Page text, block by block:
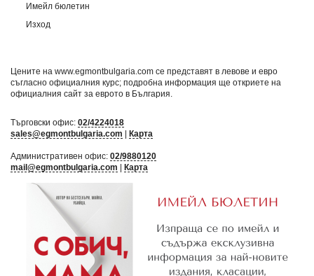
Имейл бюлетин
Изход
Цените на www.egmontbulgaria.com се представят в левове и евро
съгласно официалния курс; подробна информация ще откриете на
официалния сайт за еврото в България
Търговски офис: 02/4224018
sales@egmontbulgaria.com | Карта
Административен офис: 02/9880120
mail@egmontbulgaria.com | Карта